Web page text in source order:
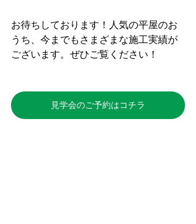
お待ちしております！人気の平屋のお
うち、今までもさまざまな施工実績が
ございます。ぜひご覧ください！
見学会のご予約はコチラ